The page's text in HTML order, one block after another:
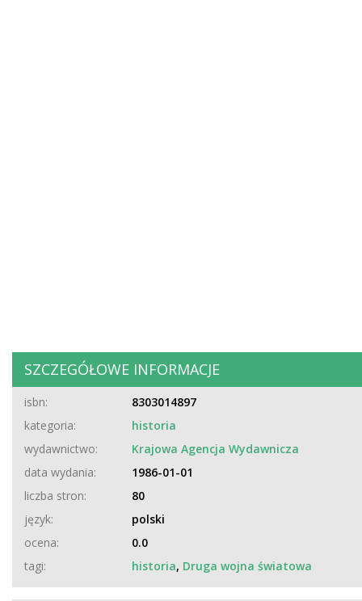
SZCZEGÓŁOWE INFORMACJE
isbn:
8303014897
kategoria:
historia
wydawnictwo:
Krajowa Agencja Wydawnicza
data wydania:
1986-01-01
liczba stron:
80
język:
polski
ocena:
0.0
tagi:
historia, Druga wojna światowa